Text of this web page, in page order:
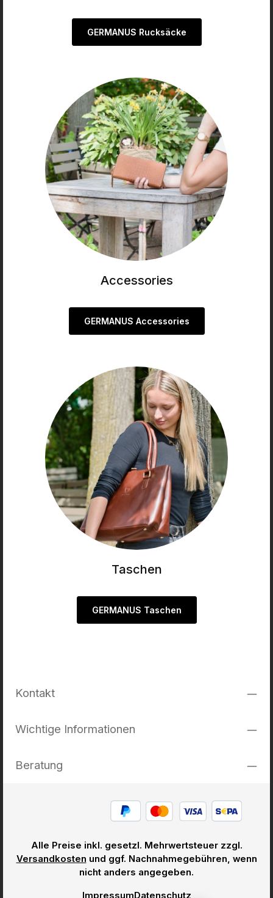
GERMANUS Rucksäcke
Accessories
GERMANUS Accessories
Taschen
GERMANUS Taschen
Kontakt
Wichtige Informationen
Beratung
Alle Preise inkl. gesetzl. Mehrwertsteuer zzgl.
Versandkosten und ggf. Nachnahmegebühren, wenn
nicht anders angegeben.